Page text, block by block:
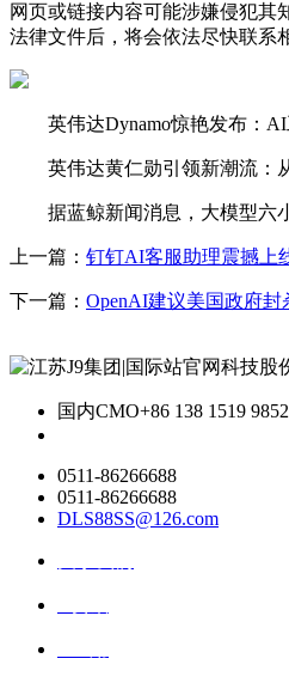
网页或链接内容可能涉嫌侵犯其
法律文件后，将会依法尽快联系
英伟达Dynamo惊艳发布：AI
英伟达黄仁勋引领新潮流：从
据蓝鲸新闻消息，大模型六小
上一篇： 钉钉AI客服助理震撼上
下一篇： OpenAI建议美国政府
国内CMO+86 138 1519
0511-86266688
0511-86266688
DLS88SS@126.com